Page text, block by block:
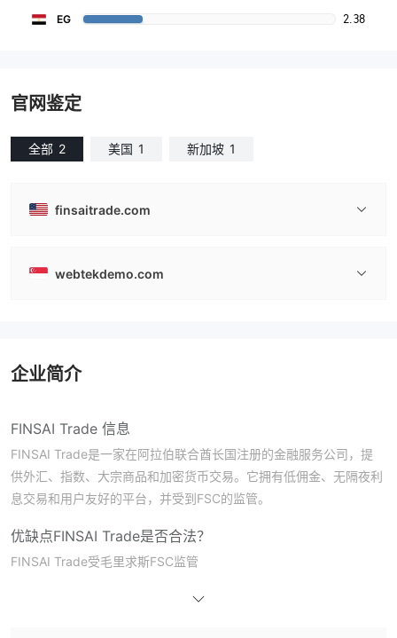
EG 2.38
官网鉴定
全部 2 美国 1 新加坡 1
finsaitrade.com
webtekdemo.com
企业简介
FINSAI Trade 信息
FINSAI Trade是一家在阿拉伯联合酋长国注册的金融服务公司，提
供外汇、指数、大宗商品和加密货币交易。它拥有低佣金、无隔夜利
息交易和用户友好的平台，并受到FSC的监管。
优缺点FINSAI Trade是否合法？
FINSAI Trade受毛里求斯FSC监管
我可以在FINSAI Trade上交易什么？